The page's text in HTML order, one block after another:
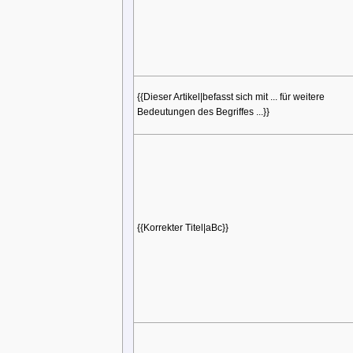
{{Dieser Artikel|befasst sich mit ... für weitere
Bedeutungen des Begriffes ...}}
{{Korrekter Titel|aBc}}